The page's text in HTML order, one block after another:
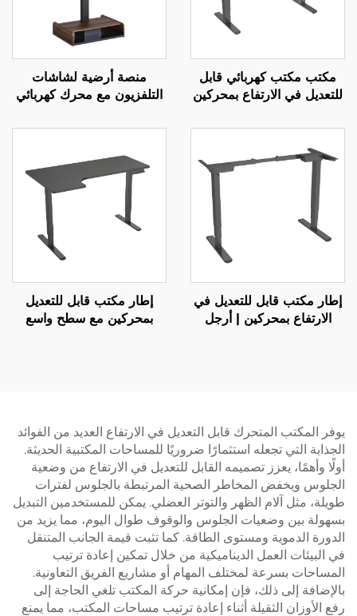
مكتب مكتب كهربائي قابل
للتعديل في الارتفاع بمحركين
MOUNTS JSD2-01
منصة أرضية لشاشات
التلفزيون مع محرك كهربائي
كهربائي قابل للتمديد
إطار مكتب قابل للتعديل في
الارتفاع بمحركين | أرجل
إطار مكتب قابل للتعديل
بمحركين مع سطح واسع
يوفر المكتب المتحرك قابل التعديل في الارتفاع العديد من الفوائد
الجذابة التي تجعله استثمارًا ضروريًا للمساحات المكتبية الحديثة.
أولًا وأهمًا، يعزز تصميمه القابل للتعديل في الارتفاع من وضعية
الجلوس ويخفض المخاطر الصحية المرتبطة بالجلوس لفترات
طويلة، مثل آلام الظهر والتوتر العضلي. يمكن للمستخدمين التبديل
بسهولة بين وضعيات الجلوس والوقوف طوال اليوم، مما يزيد من
الدورة الدموية ومستوى الطاقة. كما تثبت قيمة الجانب المتنقل
في البيئات العمل الديناميكية من خلال تمكين إعادة ترتيب
المساحات بسرعة لمختلف المهام أو مشاريع الفريق التعاونية.
بالإضافة إلى ذلك، فإن إمكانية حركة المكتب تلغي الحاجة إلى
رفع الأوزان الثقيلة أثناء إعادة ترتيب مساحات المكتب، مما يمنع